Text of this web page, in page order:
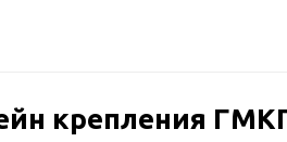
крепления